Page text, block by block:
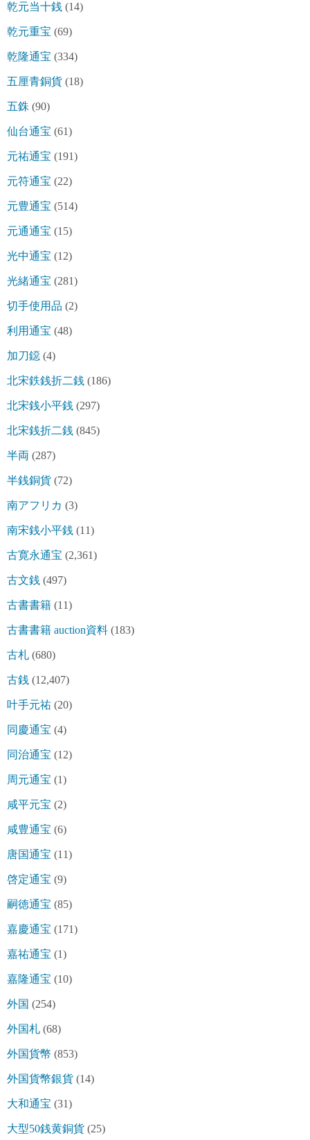
乾元当十銭 (14)
乾元重宝 (69)
乾隆通宝 (334)
五厘青銅貨 (18)
五銖 (90)
仙台通宝 (61)
元祐通宝 (191)
元符通宝 (22)
元豊通宝 (514)
元通通宝 (15)
光中通宝 (12)
光緒通宝 (281)
切手使用品 (2)
利用通宝 (48)
加刀鐚 (4)
北宋鉄銭折二銭 (186)
北宋銭小平銭 (297)
北宋銭折二銭 (845)
半両 (287)
半銭銅貨 (72)
南アフリカ (3)
南宋銭小平銭 (11)
古寛永通宝 (2,361)
古文銭 (497)
古書書籍 (11)
古書書籍 auction資料 (183)
古札 (680)
古銭 (12,407)
叶手元祐 (20)
同慶通宝 (4)
同治通宝 (12)
周元通宝 (1)
咸平元宝 (2)
咸豊通宝 (6)
唐国通宝 (11)
啓定通宝 (9)
嗣徳通宝 (85)
嘉慶通宝 (171)
嘉祐通宝 (1)
嘉隆通宝 (10)
外国 (254)
外国札 (68)
外国貨幣 (853)
外国貨幣銀貨 (14)
大和通宝 (31)
大型50銭黄銅貨 (25)